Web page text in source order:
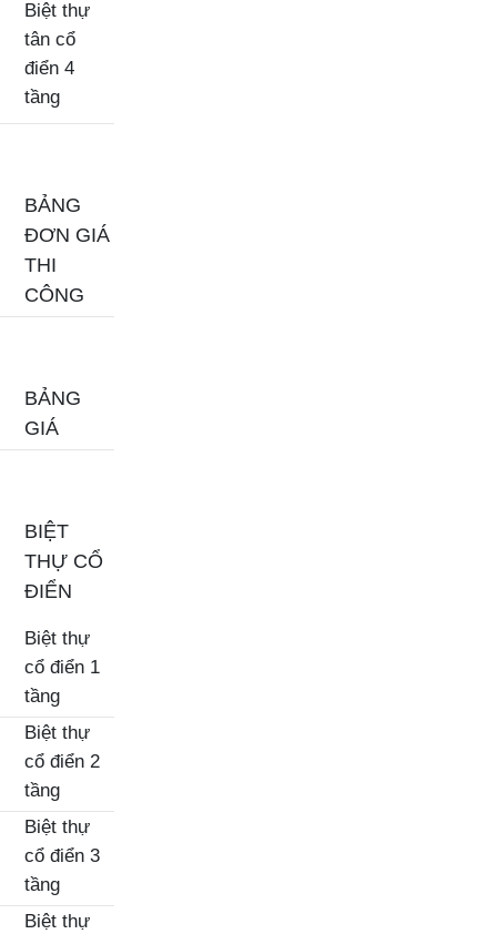
Biệt thự
tân cổ
điển 4
tầng
BẢNG
ĐƠN GIÁ
THI
CÔNG
BẢNG
GIÁ
BIỆT
THỰ CỔ
ĐIỂN
Biệt thự
cổ điển 1
tầng
Biệt thự
cổ điển 2
tầng
Biệt thự
cổ điển 3
tầng
Biệt thự